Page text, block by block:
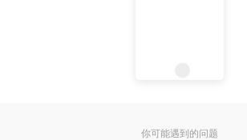
你可能遇到的问题